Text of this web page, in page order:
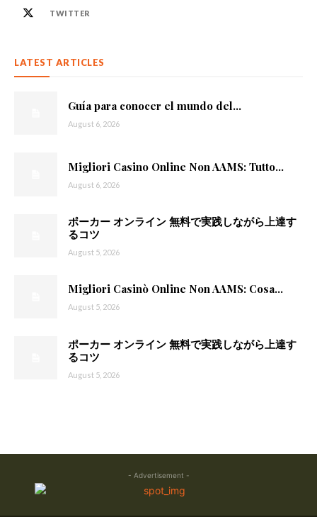
TWITTER
LATEST ARTICLES
Guía para conocer el mundo del...
August 6, 2026
Migliori Casino Online Non AAMS: Tutto...
August 6, 2026
ポーカー オンライン 無料で実践しながら上達す
るコツ
August 5, 2026
Migliori Casinò Online Non AAMS: Cosa...
August 5, 2026
ポーカー オンライン 無料で実践しながら上達す
るコツ
August 5, 2026
- Advertisement -